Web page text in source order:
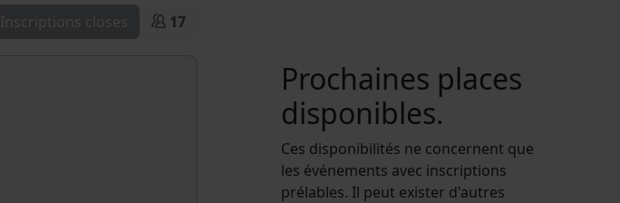
Inscriptions closes 17
Prochaines places
disponibles.
Ces disponibilités ne concernent que
les événements avec inscriptions
prélables. Il peut exister d'autres